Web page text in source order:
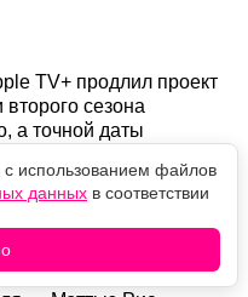
TV+ продлил проект
сезона
а точной даты
половина 2026-го.
в кадр, остаётся
Новый сезон снят по
of a Murder": главную
играет Рэйчел
с использованием файлов
данных в соответствии